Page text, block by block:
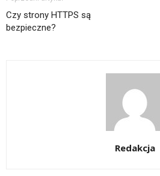
Czy strony HTTPS są
bezpieczne?
Redakcja